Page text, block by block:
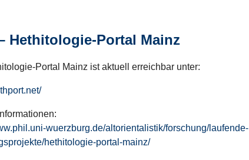
Hethitologie-Portal Mainz
Portal Mainz ist aktuell erreichbar unter:
wuerzburg.de/altorientalistik/forschung/laufende-
hethitologie-portal-mainz/